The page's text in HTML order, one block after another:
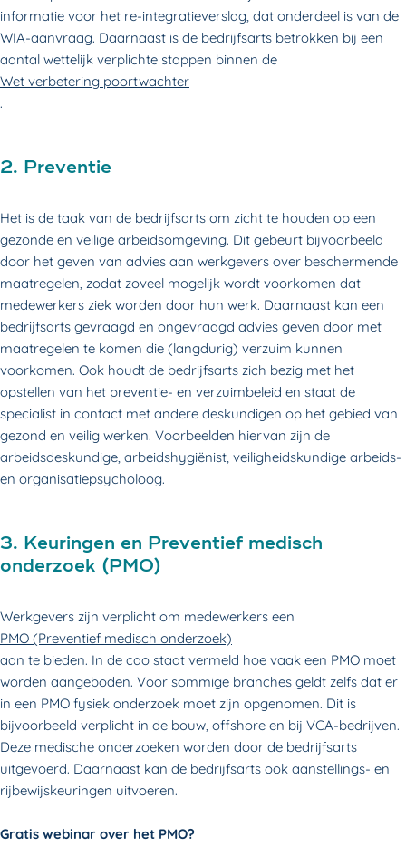
informatie voor het re-integratieverslag, dat onderdeel is van de
WIA-aanvraag. Daarnaast is de bedrijfsarts betrokken bij een
aantal wettelijk verplichte stappen binnen de
Wet verbetering poortwachter
.
2. Preventie
Het is de taak van de bedrijfsarts om zicht te houden op een
gezonde en veilige arbeidsomgeving. Dit gebeurt bijvoorbeeld
door het geven van advies aan werkgevers over beschermende
maatregelen, zodat zoveel mogelijk wordt voorkomen dat
medewerkers ziek worden door hun werk. Daarnaast kan een
bedrijfsarts gevraagd en ongevraagd advies geven door met
maatregelen te komen die (langdurig) verzuim kunnen
voorkomen. Ook houdt de bedrijfsarts zich bezig met het
opstellen van het preventie- en verzuimbeleid en staat de
specialist in contact met andere deskundigen op het gebied van
gezond en veilig werken. Voorbeelden hiervan zijn de
arbeidsdeskundige, arbeidshygiënist, veiligheidskundige arbeids-
en organisatiepsycholoog.
3. Keuringen en Preventief medisch
onderzoek (PMO)
Werkgevers zijn verplicht om medewerkers een
PMO (Preventief medisch onderzoek)
aan te bieden. In de cao staat vermeld hoe vaak een PMO moet
worden aangeboden. Voor sommige branches geldt zelfs dat er
in een PMO fysiek onderzoek moet zijn opgenomen. Dit is
bijvoorbeeld verplicht in de bouw, offshore en bij VCA-bedrijven.
Deze medische onderzoeken worden door de bedrijfsarts
uitgevoerd. Daarnaast kan de bedrijfsarts ook aanstellings- en
rijbewijskeuringen uitvoeren.
Gratis webinar over het PMO?